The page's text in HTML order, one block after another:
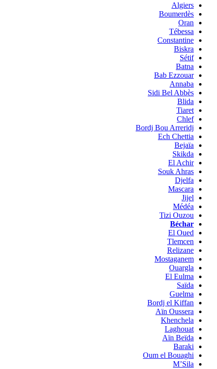
Algiers
Boumerdès
Oran
Tébessa
Constantine
Biskra
Sétif
Batna
Bab Ezzouar
Annaba
Sidi Bel Abbès
Blida
Tiaret
Chlef
Bordj Bou Arreridj
Ech Chettia
Bejaïa
Skikda
El Achir
Souk Ahras
Djelfa
Mascara
Jijel
Médéa
Tizi Ouzou
Béchar
El Oued
Tlemcen
Relizane
Mostaganem
Ouargla
El Eulma
Saïda
Guelma
Bordj el Kiffan
Aïn Oussera
Khenchela
Laghouat
Aïn Beïda
Baraki
Oum el Bouaghi
M’Sila